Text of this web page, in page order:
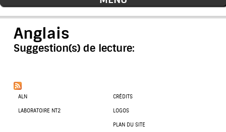
Anglais
Suggestion(s) de lecture:
ALN
LABORATOIRE NT2
CRÉDITS
LOGOS
PLAN DU SITE